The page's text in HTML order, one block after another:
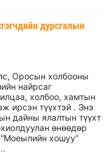
дурсгалын
Оросын холбооны
найрсаг
холбоо, хамтын
ирсэн түүхтэй . Энэ
дайны ялалтын түүхт
өнөөдөр
хошуу”